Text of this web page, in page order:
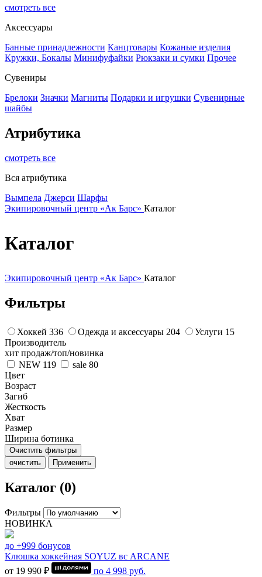
смотреть все
Аксессуары
Банные принадлежности Канцтовары Кожаные изделия
Кружки, Бокалы Минифуфайки Рюкзаки и сумки Прочее
Сувениры
Брелоки Значки Магниты Подарки и игрушки Сувенирные
шайбы
Атрибутика
смотреть все
Вся атрибутика
Вымпела Джерси Шарфы
Экипировочный центр «Ак Барс» Каталог
Каталог
Экипировочный центр «Ак Барс» Каталог
Фильтры
Хоккей 336 Одежда и аксессуары 204 Услуги 15
Производитель
хит продаж/топ/новинка
NEW 119 sale 80
Цвет
Возраст
Загиб
Жесткость
Хват
Размер
Ширина ботинка
Очистить фильтры
очистить
Применить
Каталог (0)
Фильтры
НОВИНКА
до +999 бонусов
Клюшка хоккейная SOYUZ вс ARCANE
от 19 990 ₽
по 4 998 руб.